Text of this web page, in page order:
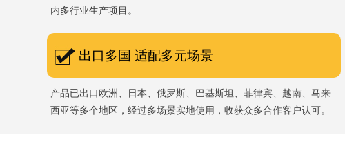
内多行业生产项目。
出口多国 适配多元场景
产品已出口欧洲、日本、俄罗斯、巴基斯坦、菲律宾、越南、马来
西亚等多个地区，经过多场景实地使用，收获众多合作客户认可。